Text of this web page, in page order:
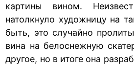
картины вином.
натолкнуло художницу на
быть, это случайно
вина на белоснежную
другое, но в итоге она